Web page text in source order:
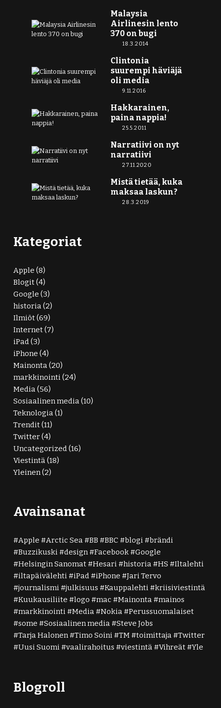
Malaysia
Airlinesin lento
370 on bugi
18.3.2014
Clintonia
suurempi häviäjä
oli media
9.11.2016
Hakkarainen,
paina nappia!
25.5.2011
Narratiivi on nyt
narratiivi
27.11.2020
Mistä tietää, kuka
maksaa laskun?
28.3.2019
Kategoriat
Apple (8)
Blogit(4)
Google (3)
historia(2)
Ilmiöt(69)
Internet(7)
iPad(3)
iPhone (4)
Mainonta(20)
markkinointi(24)
Media(56)
Sosiaalinen media(10)
Teknologia(1)
Trendit(11)
Twitter(4)
Uncategorized(16)
Viestintä(18)
Yleinen(2)
Avainsanat
Apple Arctic Sea BB BBC blogi
brändi
Buzzikuski
design Facebook
Google
Helsingin Sanomat
Hesari historia HS
Iltalehti
iltapäivälehti
iPad iPhone
Jari Tervo
journalismi
julkisuus Kauppalehti
kriisiviestintä
Kuukausiliite
logo mac Mainonta
mainos
markkinointi
Media Nokia
Perussuomalaiset
some
Sosiaalinen media
Steve Jobs
Tarja Halonen
Timo Soini TM toimittaja
Twitter
Uusi Suomi
vaalirahoitus viestintä Vihreät Yle
Blogroll